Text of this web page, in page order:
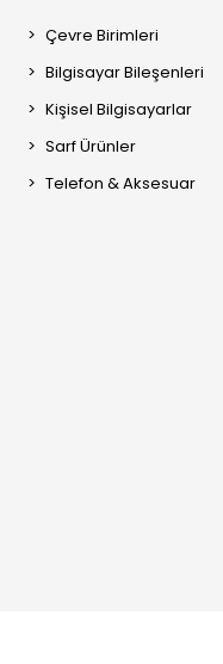
Çevre Birimleri
Bilgisayar Bileşenleri
Kişisel Bilgisayarlar
Sarf Ürünler
Telefon & Aksesuar